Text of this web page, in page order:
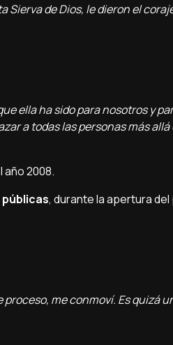
Sierva de Dios, le dieron el
ella ha sido para nosotros y
a todas las personas más allá
año 2008.
, durante la apertura
me conmoví­. Es quizá